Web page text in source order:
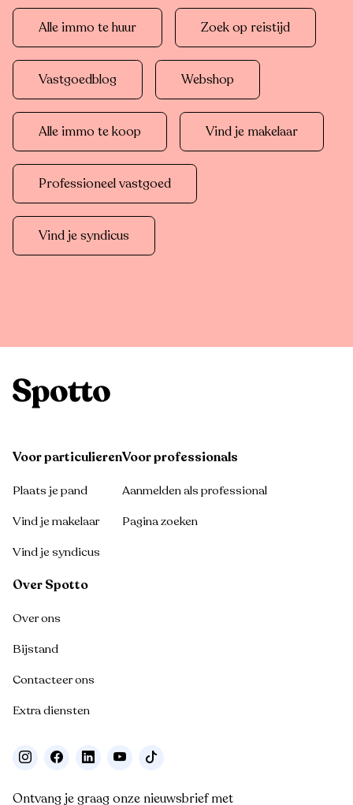
Alle immo te huur Zoek op reistijd
Vastgoedblog Webshop
Alle immo te koop Vind je makelaar
Professioneel vastgoed
Vind je syndicus
Voor particulieren
Plaats je pand
Vind je makelaar
Vind je syndicus
Voor professionals
Aanmelden als professional
Pagina zoeken
Over Spotto
Over ons
Bijstand
Contacteer ons
Extra diensten
Ontvang je graag onze nieuwsbrief met